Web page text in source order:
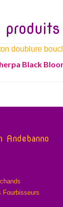
Black
Andebanno
Fourbisseurs